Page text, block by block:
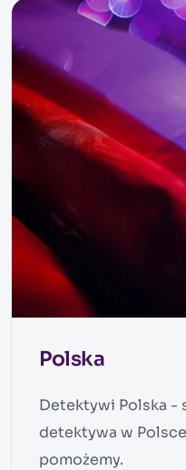
Polska
Detektywi Polska -
detektywa w
pomożemy.